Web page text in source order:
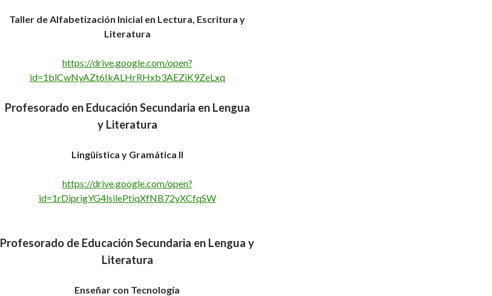
Taller de Alfabetización Inicial en Lectura, Escritura y
Literatura
https://drive.google.com/open?
id=1blCwNyAZt6IkALHrRHxb3AEZiK9ZeLxq
Profesorado en Educación Secundaria en Lengua
y Literatura
Lingüística y Gramática II
https://drive.google.com/open?
id=1rDiprigYG4lsilePtiqXfNB72yXCfqSW
Profesorado de Educación Secundaria en Lengua y
Literatura
Enseñar con Tecnología